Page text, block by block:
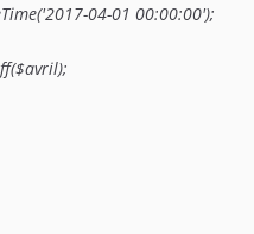
04-01 00:00:00');